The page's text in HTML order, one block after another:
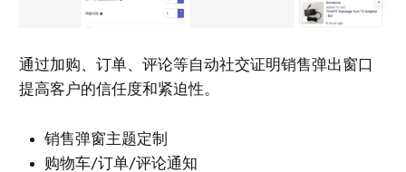
通过加购、订单、评论等自动社交证明销售弹出窗口
提高客户的信任度和紧迫性。
销售弹窗主题定制
购物车/订单/评论通知